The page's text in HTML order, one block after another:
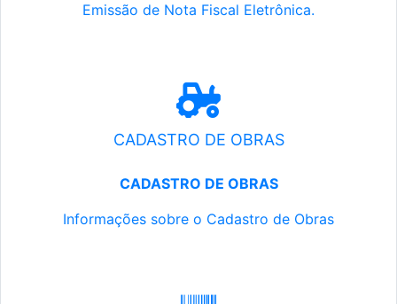
Emissão de Nota Fiscal Eletrônica.
CADASTRO DE OBRAS
CADASTRO DE OBRAS
Informações sobre o Cadastro de Obras